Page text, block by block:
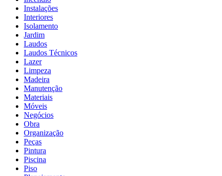
Instalações
Interiores
Isolamento
Jardim
Laudos
Laudos Técnicos
Lazer
Limpeza
Madeira
Manutenção
Materiais
Móveis
Negócios
Obra
Organização
Peças
Pintura
Piscina
Piso